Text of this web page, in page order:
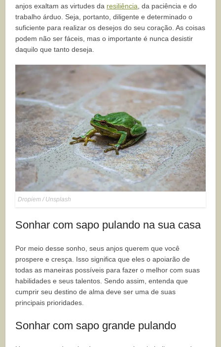
anjos exaltam as virtudes da resiliência, da paciência e do
trabalho árduo. Seja, portanto, diligente e determinado o
suficiente para realizar os desejos do seu coração. As coisas
podem não ser fáceis, mas o importante é nunca desistir
daquilo que tanto deseja.
Dropiem / Unsplash
Sonhar com sapo pulando na sua casa
Por meio desse sonho, seus anjos querem que você
prospere e cresça. Isso significa que eles o apoiarão de
todas as maneiras possíveis para fazer o melhor com suas
habilidades e seus talentos. Sendo assim, entenda que
cumprir seu destino de alma deve ser uma de suas
principais prioridades.
Sonhar com sapo grande pulando